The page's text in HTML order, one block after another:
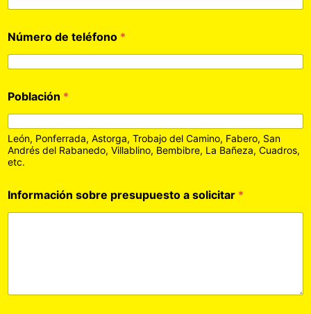
Número de teléfono *
Población *
León, Ponferrada, Astorga, Trobajo del Camino, Fabero, San
Andrés del Rabanedo, Villablino, Bembibre, La Bañeza, Cuadros,
etc.
Información sobre presupuesto a solicitar *